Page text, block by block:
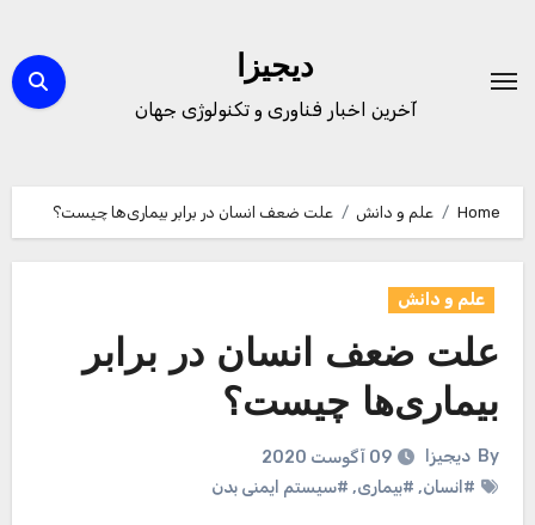
content
دیجیزا
آخرین اخبار فناوری و تکنولوژی جهان
Home علم و دانش علت ضعف انسان در برابر بیماری‌ها چیست؟
علم و دانش
علت ضعف انسان در برابر
بیماری‌ها چیست؟
By دیجیزا
09 آگوست 2020
#انسان, #بیماری, #سیستم ایمنی بدن